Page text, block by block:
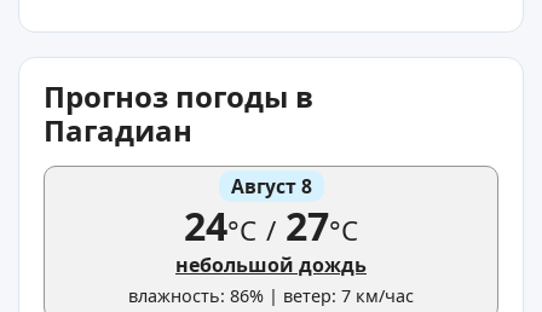
Прогноз погоды в
Пагадиан
Август 8
24°C / 27°C
небольшой дождь
влажность: 86% | ветер: 7 км/час